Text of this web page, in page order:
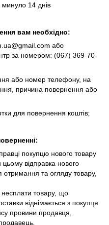
минуло 14 днів
вам необхідно:
або
за номером: (067) 369-70-
або номер телефону, на
причина повернення або
для повернення коштів;
покупцю нового товару
відправка нового
отримання та огляду товару,
несплати товару, що
віднімається з покупця.
провини продавця,